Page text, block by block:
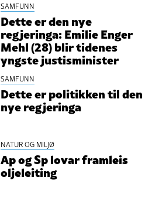
SAMFUNN
Dette er den nye
regjeringa: Emilie Enger
Mehl (28) blir tidenes
yngste justisminister
SAMFUNN
Dette er politikken til den
nye regjeringa
NATUR OG MILJØ
Ap og Sp lovar framleis
oljeleiting